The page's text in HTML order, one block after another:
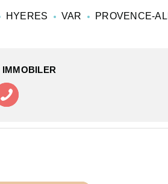
HYERES VAR PROVENCE-
l'agence